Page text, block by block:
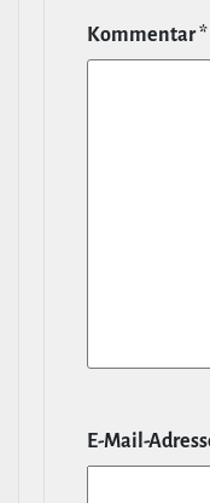
Kommentar*
E‑Mail-​